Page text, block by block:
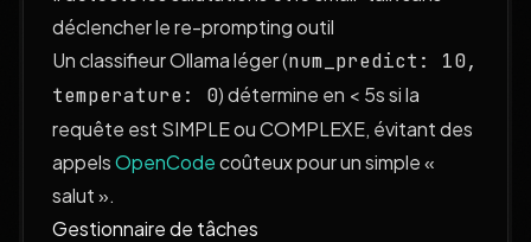
déclencher le re-prompting outil
Un classifieur Ollama léger (num_predict: 10,
temperature: 0) détermine en < 5s si la
requête est SIMPLE ou COMPLEXE, évitant des
appelsOpenCodecoûteux pour un simple «
salut ».
Gestionnaire de tâches